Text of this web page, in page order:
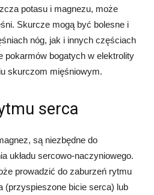
potasu i magnezu, może
Skurcze mogą być bolesne i
nóg, jak i innych częściach
pokarmów bogatych w elektrolity
skurczom mięśniowym.
serca
są niezbędne do
układu sercowo-naczyniowego.
prowadzić do zaburzeń rytmu
(przyspieszone bicie serca) lub